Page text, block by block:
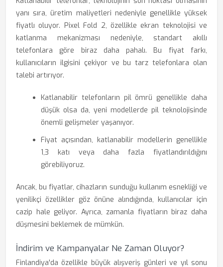
yanı sıra, üretim maliyetleri nedeniyle genellikle yüksek
fiyatlı oluyor. Pixel Fold 2, özellikle ekran teknolojisi ve
katlanma mekanizması nedeniyle, standart akıllı
telefonlara göre biraz daha pahalı. Bu fiyat farkı,
kullanıcıların ilgisini çekiyor ve bu tarz telefonlara olan
talebi artırıyor.
Katlanabilir telefonların pil ömrü genellikle daha
düşük olsa da, yeni modellerde pil teknolojisinde
önemli gelişmeler yaşanıyor.
Fiyat açısından, katlanabilir modellerin genellikle
1,3 katı veya daha fazla fiyatlandırıldığını
görebiliyoruz.
Ancak, bu fiyatlar, cihazların sunduğu kullanım esnekliği ve
yenilikçi özellikler göz önüne alındığında, kullanıcılar için
cazip hale geliyor. Ayrıca, zamanla fiyatların biraz daha
düşmesini beklemek de mümkün.
İndirim ve Kampanyalar Ne Zaman Oluyor?
Finlandiya'da özellikle büyük alışveriş günleri ve yıl sonu